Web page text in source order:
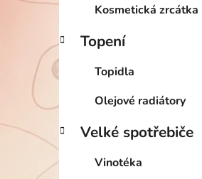
Kosmetická zrcátka
Topení
Topidla
Olejové radiátory
Velké spotřebiče
Vinotéka